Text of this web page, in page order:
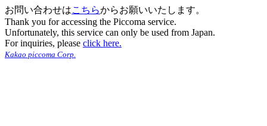
お問い合わせはこちらからお願いいたします。
Thank you for accessing the Piccoma service.
Unfortunately, this service can only be used from Japan.
For inquiries, please click here.
Kakao piccoma Corp.